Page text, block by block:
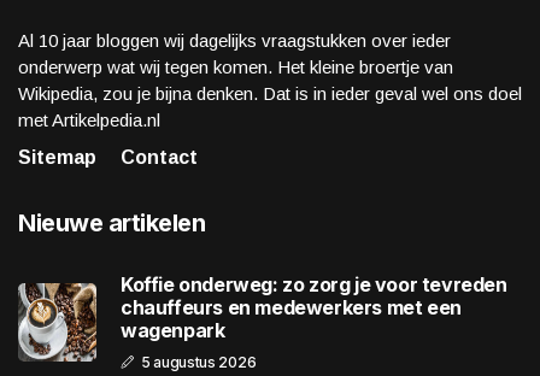
Al 10 jaar bloggen wij dagelijks vraagstukken over ieder
onderwerp wat wij tegen komen. Het kleine broertje van
Wikipedia, zou je bijna denken. Dat is in ieder geval wel ons doel
met Artikelpedia.nl
Sitemap
Contact
Nieuwe artikelen
Koffie onderweg: zo zorg je voor tevreden
chauffeurs en medewerkers met een
wagenpark
5 augustus 2026